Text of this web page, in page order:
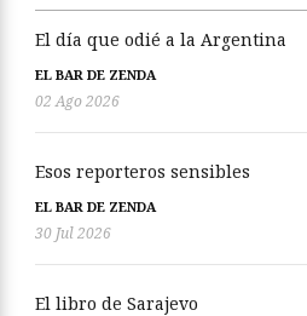
El día que odié a la Argentina
EL BAR DE ZENDA
02 Ago 2026
Esos reporteros sensibles
EL BAR DE ZENDA
30 Jul 2026
El libro de Sarajevo